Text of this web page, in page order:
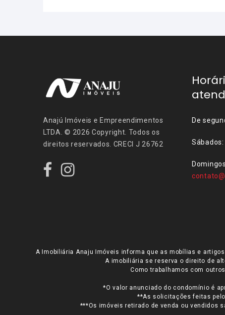
Anajú Imóveis e Empreendimentos
LTDA. © 2026 Copyright. Todos os
direitos reservados. CRECI J 26762
De
A Imobiliária Anaju Imóveis informa que as mobílias e
A imobiliária se reserva o direito de
Como trabalhamos com
*O valor anunciado do condomínio é
**As solicitações feitas
***Os imóveis retirado de venda ou vendidos